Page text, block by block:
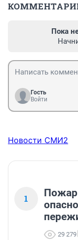
Пока
Гость
Войти
Новости СМИ2
1
Пожар
29 279